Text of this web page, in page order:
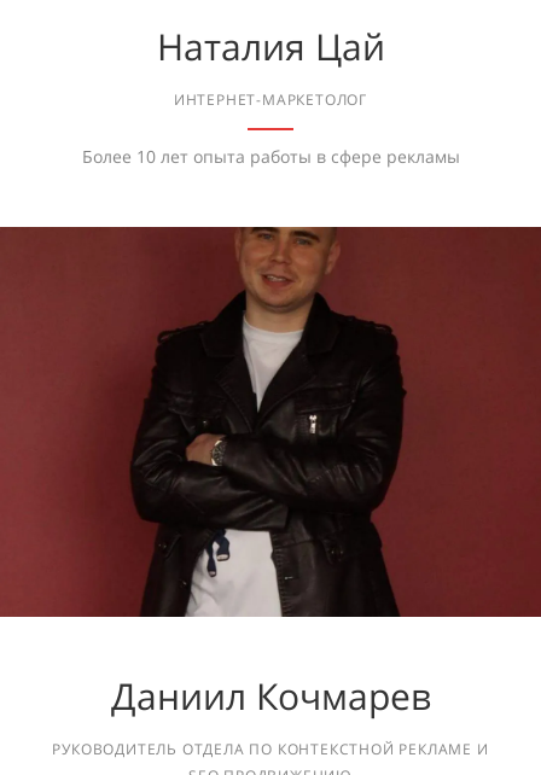
Наталия Цай
ИНТЕРНЕТ-МАРКЕТОЛОГ
Более 10 лет опыта работы в сфере рекламы
Даниил Кочмарев
РУКОВОДИТЕЛЬ ОТДЕЛА ПО КОНТЕКСТНОЙ РЕКЛАМЕ И